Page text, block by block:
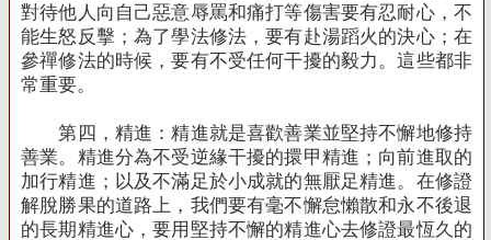
對待他人向自己惡意辱罵和痛打等傷害要有忍耐心，不
能生怒反擊；為了學法修法，要有赴湯蹈火的決心；在
參禪修法的時候，要有不受任何干擾的毅力。這些都非
常重要。
第四，精進：精進就是喜歡善業並堅持不懈地修持
善業。精進分為不受逆緣干擾的擐甲精進；向前進取的
加行精進；以及不滿足於小成就的無厭足精進。在修證
解脫勝果的道路上，我們要有毫不懈怠懶散和永不後退
的長期精進心，要用堅持不懈的精進心去修證最恆久的